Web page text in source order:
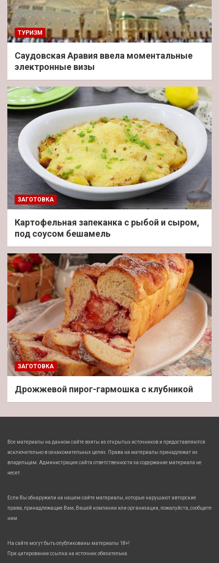
ТУРИЗМ
Саудовская Аравия ввела моментальные
электронные визы
ЗАГОТОВКА
Картофельная запеканка с рыбой и сыром,
под соусом бешамель
ЗАГОТОВКА
Дрожжевой пирог-гармошка с клубникой
Все материалы на данном сайте взяты из открытых источников и предоставляются
исключительно в ознакомительных целях. Права на материалы принадлежат их
владельцам. Администрация сайта ответственности за содержание материала не
несет.
Если Вы обнаружили на нашем сайте материалы, которые нарушают авторские
права, принадлежащие Вам, Вашей компании или организации, пожалуйста, сообщите
нам.
На сайте могут быть опубликованы материалы 18+!
При цитировании ссылка на источник обязательна.